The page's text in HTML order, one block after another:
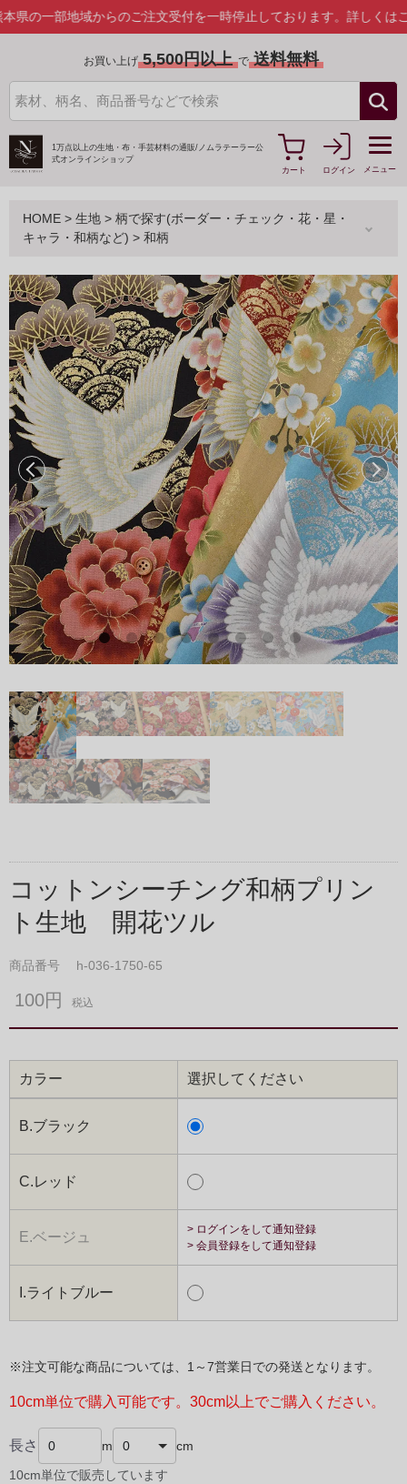
地域からのご注文受付を一時停止しております。詳しくはこちら
お買い上げ 5,500円以上 で 送料無料
1万点以上の生地・布・手芸材料の通販/ ノムラテーラー公
式オンラインショップ
カート
ログイン メニュー
HOME > 生地 > 柄で探す(ボーダー・チェック・花・星・
キャラ・和柄など) > 和柄
前へ 次へ
コットンシーチング和柄プリン
ト生地 開花ツル
商品番号 h-036-1750-65
100円 税込
カラー 選択してください
B.ブラック
C.レッド
E.ベージュ
> ログインをして通知登録
> 会員登録をして通知登録
I.ライトブルー
※注文可能な商品については、1～7営業日での発送となります。
10cm単位で購入可能です。30cm以上でご購入ください。
長さ m cm
10cm単位で販売しています